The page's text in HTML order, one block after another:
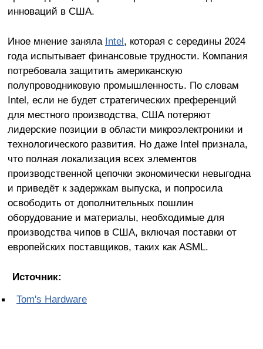
инноваций в США.
Иное мнение заняла Intel, которая с середины 2024
года испытывает финансовые трудности. Компания
потребовала защитить американскую
полупроводниковую промышленность. По словам
Intel, если не будет стратегических преференций
для местного производства, США потеряют
лидерские позиции в области микроэлектроники и
технологического развития. Но даже Intel признала,
что полная локализация всех элементов
производственной цепочки экономически невыгодна
и приведёт к задержкам выпуска, и попросила
освободить от дополнительных пошлин
оборудование и материалы, необходимые для
производства чипов в США, включая поставки от
европейских поставщиков, таких как ASML.
Источник:
Tom's Hardware